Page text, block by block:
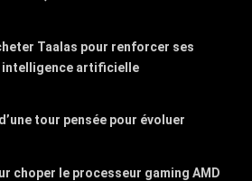
Taalas pour renforcer ses
intelligence artificielle
tour pensée pour évoluer
choper le processeur gaming AMD